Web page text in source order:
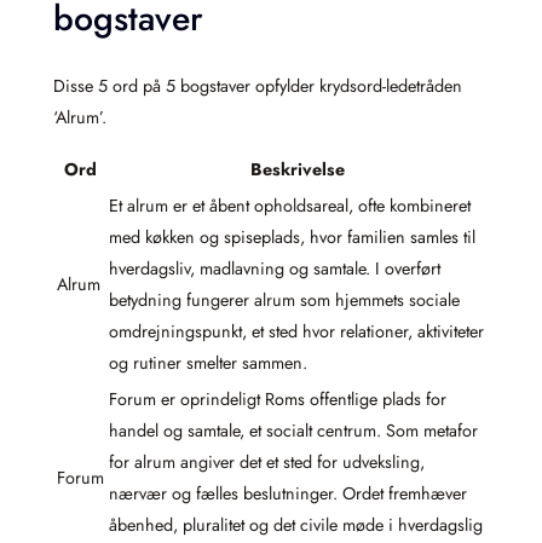
bogstaver
Disse 5 ord på 5 bogstaver opfylder krydsord-ledetråden
‘Alrum’.
Ord Beskrivelse
Alrum
Et alrum er et åbent opholdsareal, ofte kombineret
med køkken og spiseplads, hvor familien samles til
hverdagsliv, madlavning og samtale. I overført
betydning fungerer alrum som hjemmets sociale
omdrejningspunkt, et sted hvor relationer, aktiviteter
og rutiner smelter sammen.
Forum
Forum er oprindeligt Roms offentlige plads for
handel og samtale, et socialt centrum. Som metafor
for alrum angiver det et sted for udveksling,
nærvær og fælles beslutninger. Ordet fremhæver
åbenhed, pluralitet og det civile møde i hverdagslig